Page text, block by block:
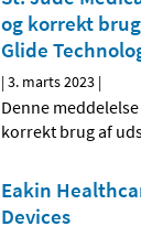
og korrekt
Glide
|3. marts 2023 |
Denne
korrekt brug af
Eakin
Devices